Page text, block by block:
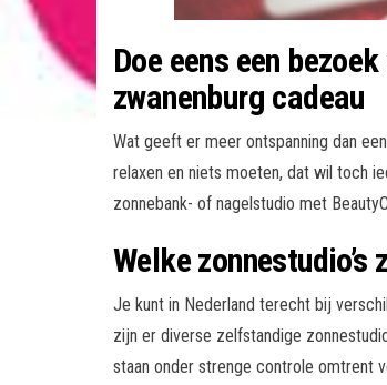
Doe eens een
zwanenburg cadeau
Wat geeft er meer ontspanning dan
relaxen en niets moeten, dat wil toch
zonnebank- of nagelstudio met
Welke zonnestudio’s
Je kunt in Nederland terecht bij
zijn er diverse zelfstandige
staan onder strenge controle omtrent